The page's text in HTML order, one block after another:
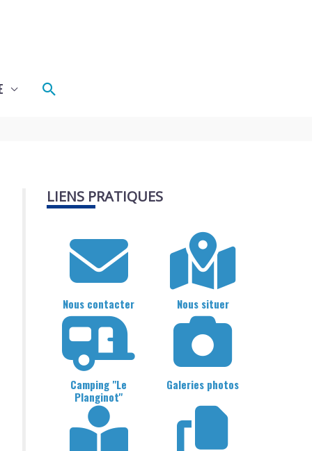
Rechercher
LIENS PRATIQUES
Nous contacter Nous situer
Camping "Le
Planginot"
Galeries photos